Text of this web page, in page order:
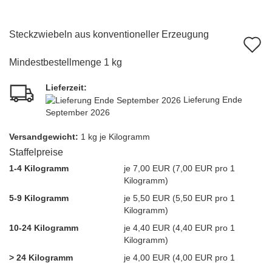
Steckzwiebeln aus konventioneller Erzeugung
Mindestbestellmenge 1 kg
Lieferzeit:
Lieferung Ende
September 2026
Versandgewicht: 1 kg je Kilogramm
Staffelpreise
1-4 Kilogramm
je 7,00 EUR (7,00 EUR pro 1
Kilogramm)
5-9 Kilogramm
je 5,50 EUR (5,50 EUR pro 1
Kilogramm)
10-24 Kilogramm
je 4,40 EUR (4,40 EUR pro 1
Kilogramm)
> 24 Kilogramm
je 4,00 EUR (4,00 EUR pro 1